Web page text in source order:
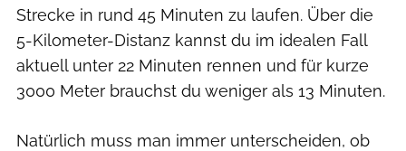
Strecke in rund 45 Minuten zu laufen. Über die
5-Kilometer-Distanz kannst du im idealen Fall
aktuell unter 22 Minuten rennen und für kurze
3000 Meter brauchst du weniger als 13 Minuten.
Natürlich muss man immer unterscheiden, ob